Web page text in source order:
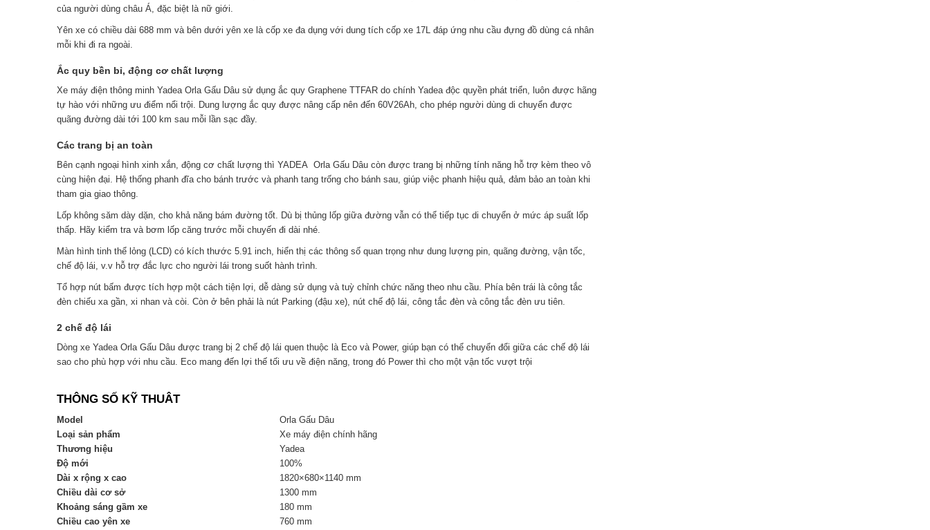
của người dùng châu Á, đặc biệt là nữ giới.
Yên xe có chiều dài 688 mm và bên dưới yên xe là cốp xe đa dụng với dung tích cốp xe 17L đáp ứng nhu cầu đựng đồ dùng cá nhân
mỗi khi đi ra ngoài.
Ắc quy bền bỉ, động cơ chất lượng
Xe máy điện thông minh Yadea Orla Gấu Dâu sử dụng ắc quy Graphene TTFAR do chính Yadea độc quyền phát triển, luôn được hãng
tự hào với những ưu điểm nổi trội. Dung lượng ắc quy được nâng cấp nên đến 60V26Ah, cho phép người dùng di chuyển được
quãng đường dài tới 100 km sau mỗi lần sạc đầy.
Các trang bị an toàn
Bên cạnh ngoại hình xinh xắn, động cơ chất lượng thì YADEA Orla Gấu Dâu còn được trang bị những tính năng hỗ trợ kèm theo vô
cùng hiện đại. Hệ thống phanh đĩa cho bánh trước và phanh tang trống cho bánh sau, giúp việc phanh hiệu quả, đảm bảo an toàn khi
tham gia giao thông.
Lốp không săm dày dặn, cho khả năng bám đường tốt. Dù bị thủng lốp giữa đường vẫn có thể tiếp tục di chuyển ở mức áp suất lốp
thấp. Hãy kiểm tra và bơm lốp căng trước mỗi chuyến đi dài nhé.
Màn hình tinh thể lỏng (LCD) có kích thước 5.91 inch, hiển thị các thông số quan trọng như dung lượng pin, quãng đường, vận tốc,
chế độ lái, v.v hỗ trợ đắc lực cho người lái trong suốt hành trình.
Tổ hợp nút bấm được tích hợp một cách tiện lợi, dễ dàng sử dụng và tuỳ chỉnh chức năng theo nhu cầu. Phía bên trái là công tắc
đèn chiếu xa gần, xi nhan và còi. Còn ở bên phải là nút Parking (đậu xe), nút chế độ lái, công tắc đèn và công tắc đèn ưu tiên.
2 chế độ lái
Dòng xe Yadea Orla Gấu Dâu được trang bị 2 chế độ lái quen thuộc là Eco và Power, giúp bạn có thể chuyển đổi giữa các chế độ lái
sao cho phù hợp với nhu cầu. Eco mang đến lợi thế tối ưu về điện năng, trong đó Power thì cho một vận tốc vượt trội
THÔNG SỐ KỸ THUÂT
Model
Orla Gấu Dâu
Loại sản phẩm
Xe máy điện chính hãng
Thương hiệu
Yadea
Độ mới
100%
Dài x rộng x cao
1820×680×1140 mm
Chiều dài cơ sở
1300 mm
Khoảng sáng gầm xe
180 mm
Chiều cao yên xe
760 mm